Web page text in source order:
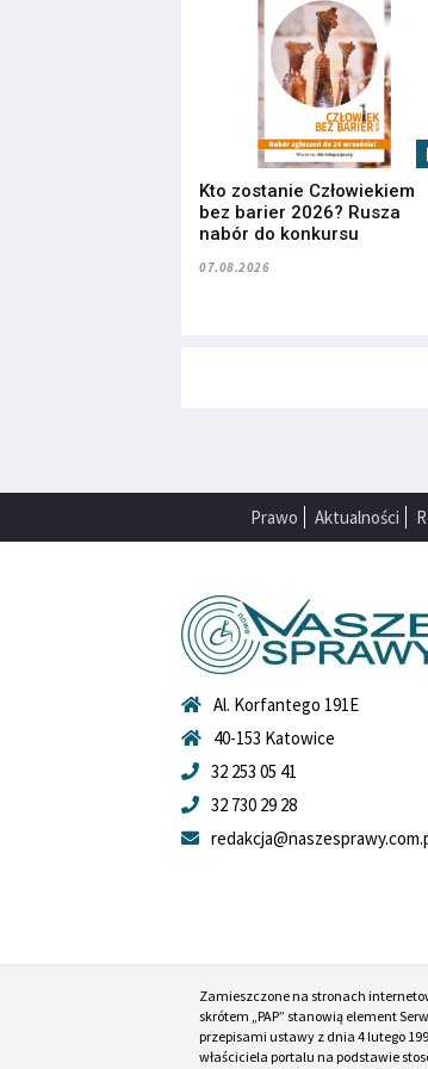
Kto zostanie Człowiekiem
bez barier 2026? Rusza
nabór do konkursu
07.08.2026
Prawo Aktualności
Al. Korfantego 191E
40-153 Katowice
32 253 05 41
32 730 29 28
Zamieszczone na stronach
skrótem „PAP” stanowią element
przepisami ustawy z dnia 4 lutego
właściciela portalu na podstawie